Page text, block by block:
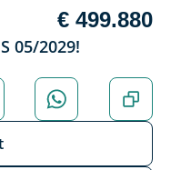
€ 499.880
05/2029!